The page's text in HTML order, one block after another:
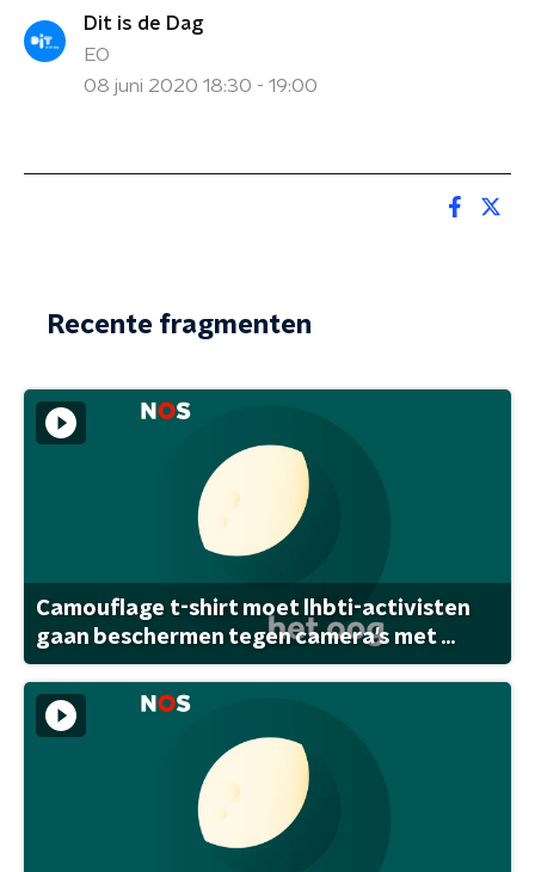
Dit is de Dag
EO
08 juni 2020 18:30 - 19:00
Recente fragmenten
Camouflage t-shirt moet lhbti-activisten
gaan beschermen tegen camera's met ...